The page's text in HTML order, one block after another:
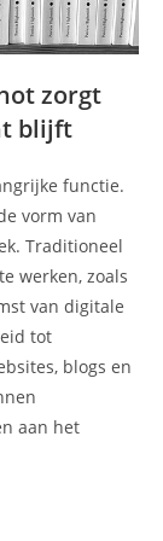
zorgt
blijft
functie.
vorm van
Traditioneel
werken, zoals
van digitale
tot
blogs en
aan het